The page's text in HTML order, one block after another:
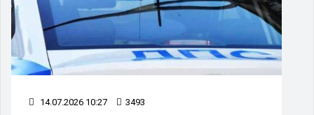
14.07.2026 10:27 3493